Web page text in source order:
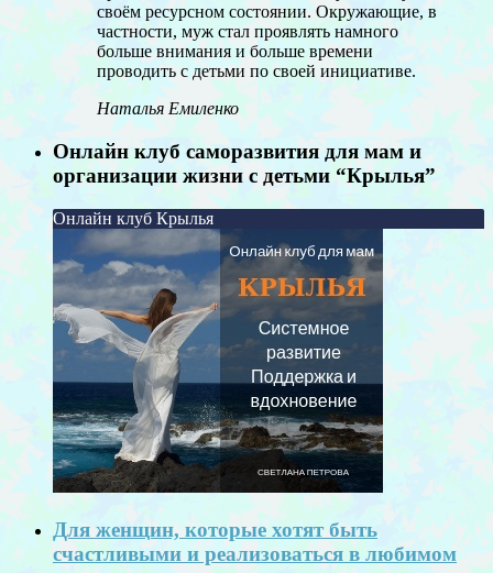
своём ресурсном состоянии. Окружающие, в
частности, муж стал проявлять намного
больше внимания и больше времени
проводить с детьми по своей инициативе.
Наталья Емиленко
Онлайн клуб саморазвития для мам и
организации жизни с детьми “Крылья”
Онлайн клуб Крылья
Для женщин, которые хотят быть
счастливыми и реализоваться в любимом